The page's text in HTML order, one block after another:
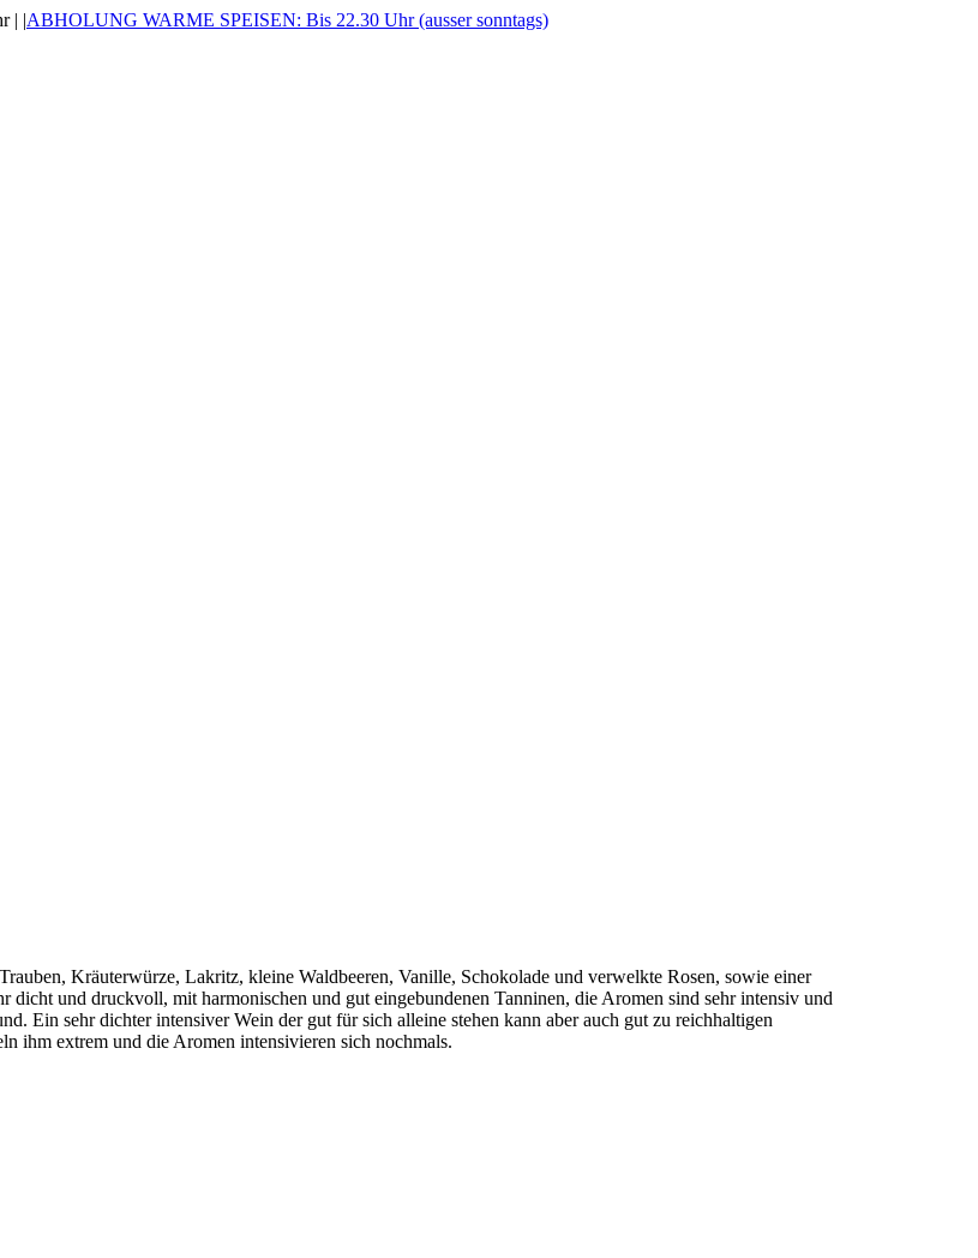
| |ABHOLUNG WARME SPEISEN: Bis 22.30 Uhr (ausser sonntags)
Kräuterwürze, Lakritz, kleine Waldbeeren, Vanille, Schokolade und verwelkte Rosen, sowie einer
dicht und druckvoll, mit harmonischen und gut eingebundenen Tanninen, die Aromen sind sehr intensiv und
Ein sehr dichter intensiver Wein der gut für sich alleine stehen kann aber auch gut zu reichhaltigen
ihm extrem und die Aromen intensivieren sich nochmals.